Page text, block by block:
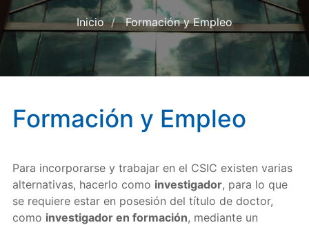
Inicio Formación y Empleo
Formación y Empleo
Para incorporarse y trabajar en el CSIC existen varias
alternativas, hacerlo como investigador, para lo que
se requiere estar en posesión del título de doctor,
como investigador en formación, mediante un